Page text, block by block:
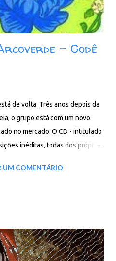
- Godê
de volta. Três anos depois da
o grupo está com um novo
no mercado. O CD - intitulado
inéditas, todas dos próprios
uma homenagem a um dos mais
assentar o barro. Seu Biu, como
já foi diretor da escola de samba
UM COMENTÁRIO